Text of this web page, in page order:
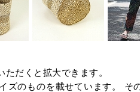
だくと拡大できます。
ズのものを載せています。 そ